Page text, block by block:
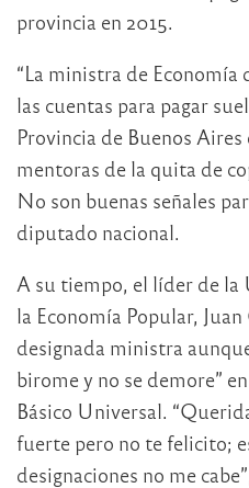
provincia en 2015.
“La ministra de Economía
las cuentas para pagar
Provincia de Buenos Aires
mentoras de la quita de
No son buenas señales
diputado nacional.
A su tiempo, el líder de la
la Economía Popular,
designada ministra
birome y no se demore”
Básico Universal.
fuerte pero no te felicito;
designaciones no me